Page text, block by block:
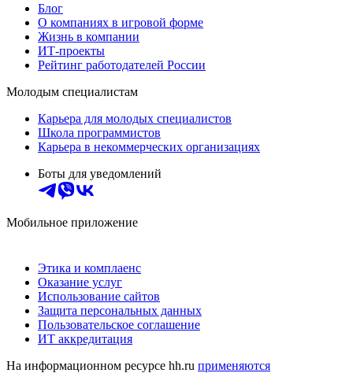
Блог
О компаниях в игровой форме
Жизнь в компании
ИТ-проекты
Рейтинг работодателей России
Молодым специалистам
Карьера для молодых специалистов
Школа программистов
Карьера в некоммерческих организациях
Боты для уведомлений
Мобильное приложение
Этика и комплаенс
Оказание услуг
Использование сайтов
Защита персональных данных
Пользовательское соглашение
ИТ аккредитация
На информационном ресурсе hh.ru применяются